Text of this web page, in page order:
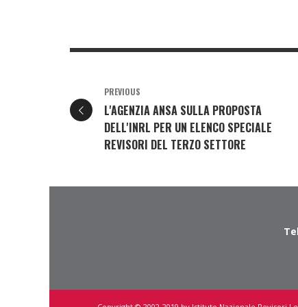
PREVIOUS
L'AGENZIA ANSA SULLA PROPOSTA
DELL'INRL PER UN ELENCO SPECIALE
REVISORI DEL TERZO SETTORE